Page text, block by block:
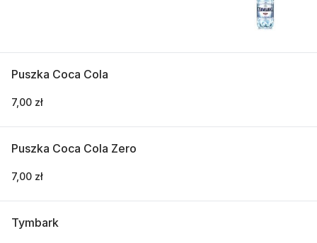
Puszka Coca Cola
7,00 zł
Puszka Coca Cola Zero
7,00 zł
Tymbark